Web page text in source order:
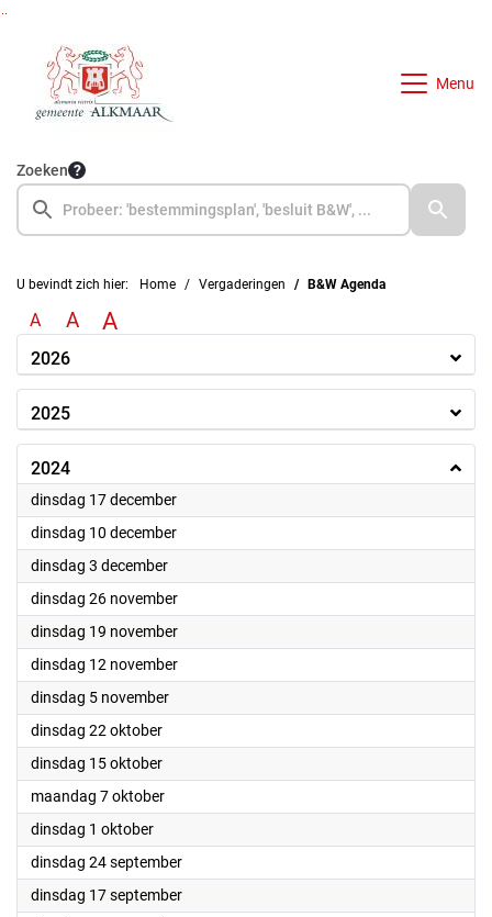
Menu
Zoeken
U bevindt zich hier: Home Vergaderingen B&W Agenda
A A A
2026
2025
2024
dinsdag 17 december2024
dinsdag 10 december2024
dinsdag 3 december2024
dinsdag 26 november2024
dinsdag 19 november2024
dinsdag 12 november2024
dinsdag 5 november2024
dinsdag 22 oktober2024
dinsdag 15 oktober2024
maandag 7 oktober2024
dinsdag 1 oktober2024
dinsdag 24 september2024
dinsdag 17 september2024